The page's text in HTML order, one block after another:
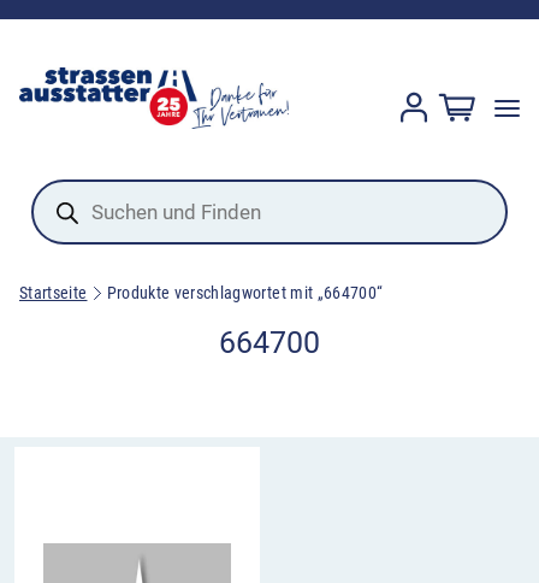
Products
search
Startseite Produkte verschlagwortet mit „664700“
664700